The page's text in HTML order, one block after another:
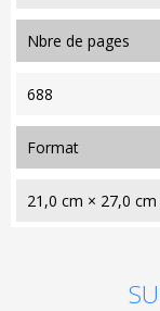
nbre de pages
688
format
21,0 cm × 27,0